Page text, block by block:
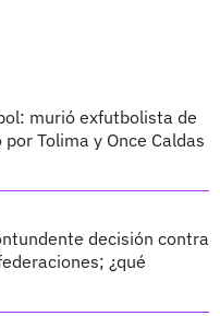
murió exfutbolista de
Tolima y Once Caldas
decisión contra
¿qué